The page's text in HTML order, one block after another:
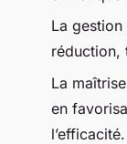
La
réduction,
La
en
l’efficacité.